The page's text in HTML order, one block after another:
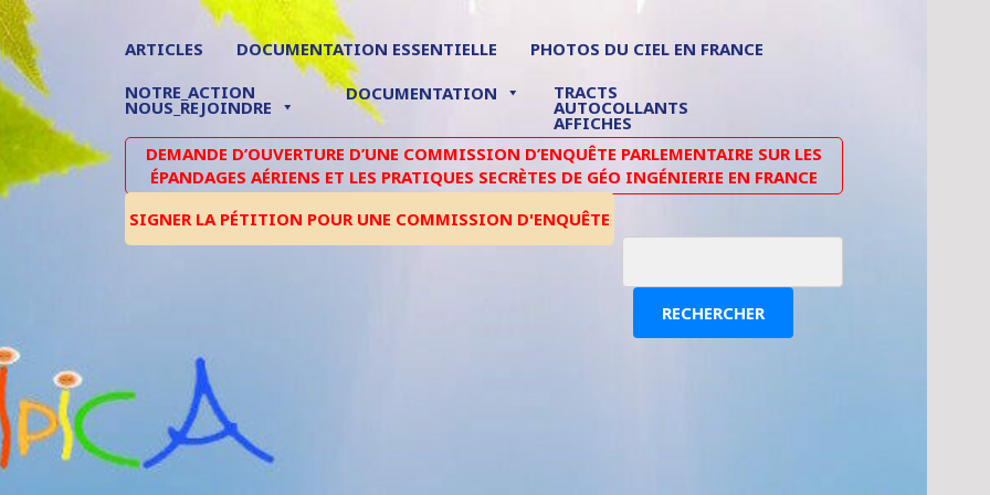
ARTICLES DOCUMENTATION ESSENTIELLE
PHOTOS DU CIEL EN FRANCE
NOTRE_ACTION
NOUS_REJOINDRE
DOCUMENTATION TRACTS
AUTOCOLLANTS
AFFICHES
DEMANDE D’OUVERTURE D’UNE COMMISSION D’ENQUÊTE PARLEMENTAIRE SUR LES
ÉPANDAGES AÉRIENS ET LES PRATIQUES SECRÈTES DE GÉO INGÉNIERIE EN FRANCE
SIGNER LA PÉTITION POUR UNE COMMISSION D'ENQUÊTE
RECHERCHER